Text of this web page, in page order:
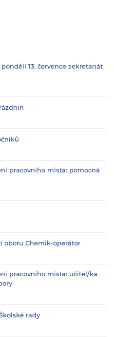
13. července sekretariát
pracovního místa: pomocná
oboru Chemik-operátor
pracovního místa: učitel/ka
rady